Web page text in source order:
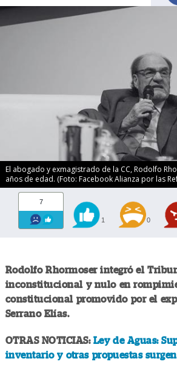
El abogado y exmagistrado de la CC, Rodolfo
años de edad. (Foto: Facebook Alianza por las
7
1 0
Rodolfo Rhormoser integró el
inconstitucional y nulo en
constitucional promovido por el
Serrano Elías.
OTRAS NOTICIAS: Ley de Aguas:
inventario y otras propuestas